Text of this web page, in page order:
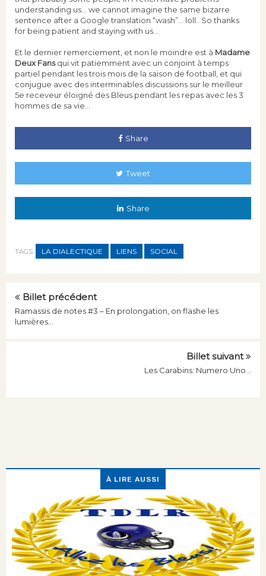
understanding us… we cannot imagine the same bizarre
sentence after a Google translation “wash”… loll . So thanks
for being patient and staying with us…
Et le dernier remerciement, et non le moindre est à Madame
Deux Fansqui vit patiemment avec un conjoint à temps
partiel pendant les trois mois de la saison de football, et qui
conjugue avec des interminables discussions sur le meilleur
5e receveur éloigné des Bleus pendant les repas avec les 3
hommes de sa vie…
Share
Tweet
Share
TAGS: LA DIALECTIQUE LIENS SOCIAL
Billet précédent
Ramassis de notes #3 – En prolongation, on flashe les
lumières…
Billet suivant
Les Carabins: Numero Uno...
À LIRE AUSSI